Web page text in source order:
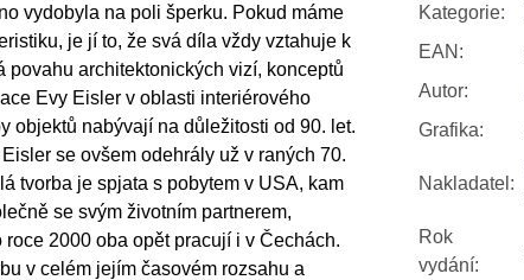
vydobyla na poli šperku. Pokud máme
je jí to, že svá díla vždy vztahuje k
povahu architektonických vizí, konceptů
Evy Eisler v oblasti interiérového
objektů nabývají na důležitosti od 90. let.
se ovšem odehrály už v raných 70.
tvorba je spjata s pobytem v USA, kam
se svým životním partnerem,
2000 oba opět pracují i v Čechách.
v celém jejím časovém rozsahu a
Kategorie:
EAN :
Autor:
Grafika:
Nakladatel :
Rok
vydání: